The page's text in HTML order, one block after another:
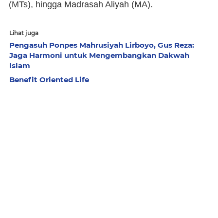
(MTs), hingga Madrasah Aliyah (MA).
Lihat juga
Pengasuh Ponpes Mahrusiyah Lirboyo, Gus Reza:
Jaga Harmoni untuk Mengembangkan Dakwah
Islam
Benefit Oriented Life